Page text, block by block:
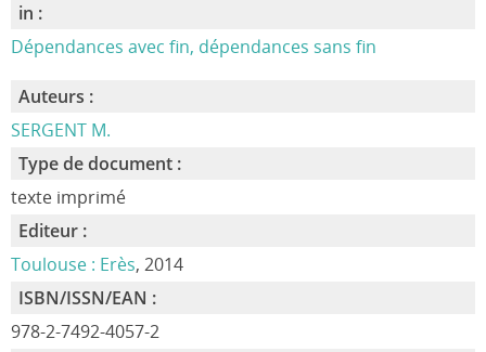
in :
Dépendances avec fin, dépendances sans fin
Auteurs :
SERGENT M.
Type de document :
texte imprimé
Editeur :
Toulouse : Erès, 2014
ISBN/ISSN/EAN :
978-2-7492-4057-2